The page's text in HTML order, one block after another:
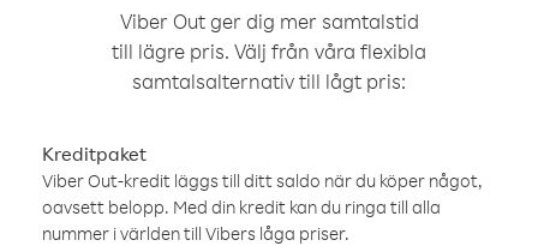
Viber Out ger dig mer samtalstid
till lägre pris. Välj från våra flexibla
samtalsalternativ till lågt pris:
Kreditpaket
Viber Out-kredit läggs till ditt saldo när du köper något,
oavsett belopp. Med din kredit kan du ringa till alla
nummer i världen till Vibers låga priser.